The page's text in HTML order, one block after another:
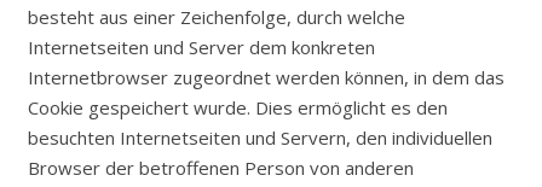
besteht aus einer Zeichenfolge, durch welche
Internetseiten und Server dem konkreten
Internetbrowser zugeordnet werden können, in dem das
Cookie gespeichert wurde. Dies ermöglicht es den
besuchten Internetseiten und Servern, den individuellen
Browser der betroffenen Person von anderen